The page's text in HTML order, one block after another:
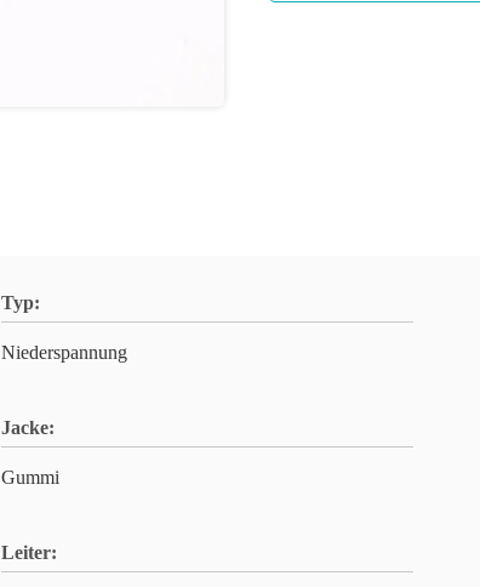
Typ:
Niederspannung
Jacke:
Gummi
Leiter: